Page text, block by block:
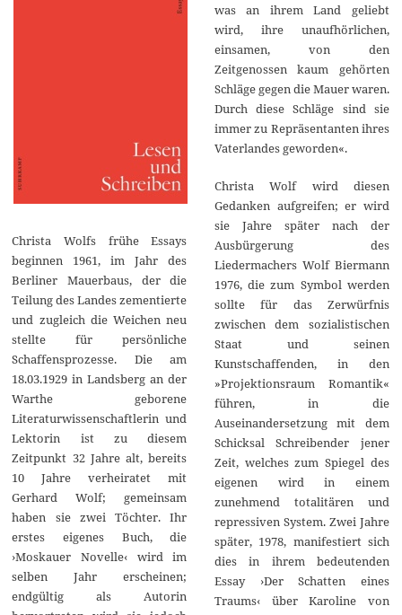
Christa Wolfs frühe Essays
beginnen 1961, im Jahr des
Berliner Mauerbaus, der die
Teilung des Landes zementierte
und zugleich die Weichen neu
stellte für persönliche
Schaffensprozesse. Die am
18.03.1929 in Landsberg an der
Warthe geborene
Literaturwissenschaftlerin und
Lektorin ist zu diesem
Zeitpunkt 32 Jahre alt, bereits
10 Jahre verheiratet mit
Gerhard Wolf; gemeinsam
haben sie zwei Töchter. Ihr
erstes eigenes Buch, die
›Moskauer Novelle‹ wird im
selben Jahr erscheinen;
endgültig als Autorin
was an ihrem Land geliebt
wird, ihre unaufhörlichen,
einsamen, von den
Zeitgenossen kaum gehörten
Schläge gegen die Mauer waren.
Durch diese Schläge sind sie
immer zu Repräsentanten ihres
Vaterlandes geworden«.
Christa Wolf wird diesen
Gedanken aufgreifen; er wird
sie Jahre später nach der
Ausbürgerung des
Liedermachers Wolf Biermann
1976, die zum Symbol werden
sollte für das Zerwürfnis
zwischen dem sozialistischen
Staat und seinen
Kunstschaffenden, in den
»Projektionsraum Romantik«
führen, in die
Auseinandersetzung mit dem
Schicksal Schreibender jener
Zeit, welches zum Spiegel des
eigenen wird in einem
zunehmend totalitären und
repressiven System. Zwei Jahre
später, 1978, manifestiert sich
dies in ihrem bedeutenden
Essay ›Der Schatten eines
Traums‹ über Karoline von